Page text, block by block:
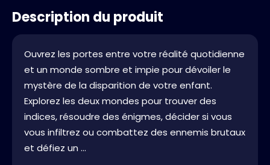
Description du produit
Ouvrez les portes entre votre réalité quotidienne
et un monde sombre et impie pour dévoiler le
mystère de la disparition de votre enfant.
Explorez les deux mondes pour trouver des
indices, résoudre des énigmes, décider si vous
vous infiltrez ou combattez des ennemis brutaux
et défiez un ...